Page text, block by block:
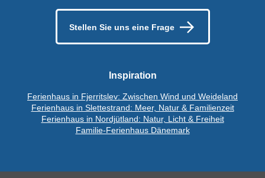
Stellen Sie uns eine Frage
Inspiration
Ferienhaus in Fjerritslev: Zwischen Wind und Weideland
Ferienhaus in Slettestrand: Meer, Natur & Familienzeit
Ferienhaus in Nordjütland: Natur, Licht & Freiheit
Familie-Ferienhaus Dänemark